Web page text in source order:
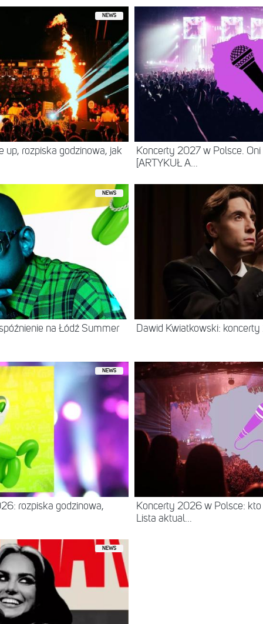
NEWS
up, rozpiska godzinowa, jak
Koncerty 2027 w Polsce.
[ARTYKUŁ A...
NEWS
na Łódź Summer Dawid Kwiatkowski:
NEWS
rozpiska godzinowa,
Koncerty 2026 w Polsce:
Lista aktual...
NEWS